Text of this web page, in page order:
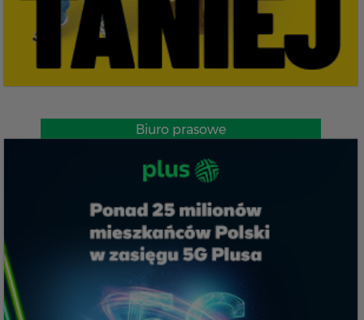
Biuro prasowe